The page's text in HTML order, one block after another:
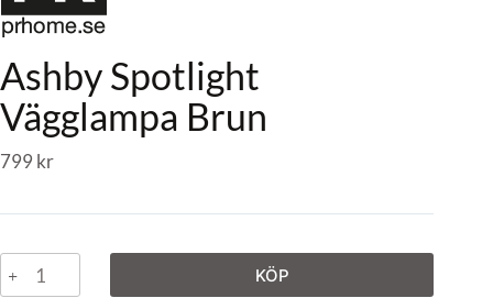
Ashby Spotlight
Vägglampa Brun
799 kr
KÖP